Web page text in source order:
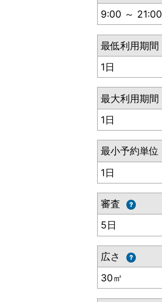
9:00 ～ 21:00
最低利用期間
1日
最大利用期間
1日
最小予約単位
1日
審査
5日
広さ
30㎡